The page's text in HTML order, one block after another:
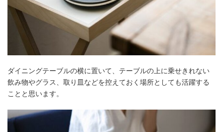
ダイニングテーブルの横に置いて、テーブルの上に乗せきれない
飲み物やグラス、取り皿などを控えておく場所としても活躍する
ことと思います。